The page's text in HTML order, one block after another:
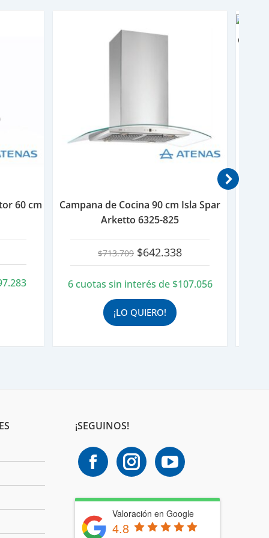
60 cm
Campana de Cocina 90 cm Isla Spar
Arketto 6325-825
$713.709 El
precio
era:
$713.709.
$642.338El
precio
es:
6 cuotas sin interés de $107.056
¡LO QUIERO!
¡SEGUINOS!
Valoración en Google
4.8